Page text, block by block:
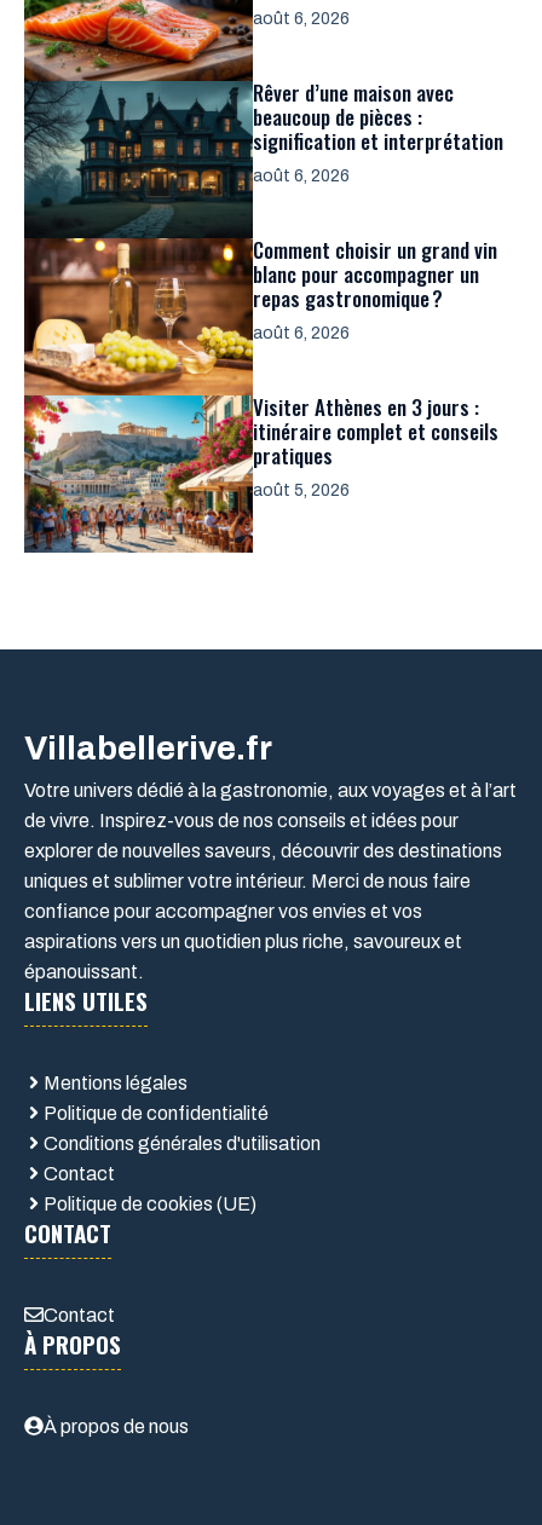
août 6, 2026
Rêver d’une maison avec
beaucoup de pièces :
signification et interprétation
août 6, 2026
Comment choisir un grand vin
blanc pour accompagner un
repas gastronomique ?
août 6, 2026
Visiter Athènes en 3 jours :
itinéraire complet et conseils
pratiques
août 5, 2026
Villabellerive.fr
Votre univers dédié à la gastronomie, aux voyages et à l’art
de vivre. Inspirez-vous de nos conseils et idées pour
explorer de nouvelles saveurs, découvrir des destinations
uniques et sublimer votre intérieur. Merci de nous faire
confiance pour accompagner vos envies et vos
aspirations vers un quotidien plus riche, savoureux et
épanouissant.
LIENS UTILES
Mentions légales
Politique de confidentialité
Conditions générales d'utilisation
Contact
Politique de cookies (UE)
CONTACT
Contact
À PROPOS
À propos de nous